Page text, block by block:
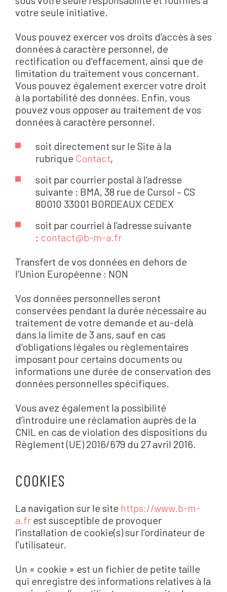
votre seule initiative.
Vous pouvez exercer vos droits d’accès à ses
données à caractère personnel, de
rectification ou d’effacement, ainsi que de
limitation du traitement vous concernant.
Vous pouvez également exercer votre droit
à la portabilité des données. Enfin, vous
pouvez vous opposer au traitement de vos
données à caractère personnel.
soit directement sur le Site à la
rubrique Contact,
soit par courrier postal à l’adresse
suivante : BMA, 38 rue de Cursol – CS
80010 33001 BORDEAUX CEDEX
soit par courriel à l’adresse suivante
: contact@b-m-a.fr
Transfert de vos données en dehors de
l’Union Européenne : NON
Vos données personnelles seront
conservées pendant la durée nécessaire au
traitement de votre demande et au-delà
dans la limite de 3 ans, sauf en cas
d’obligations légales ou règlementaires
imposant pour certains documents ou
informations une durée de conservation des
données personnelles spécifiques.
Vous avez également la possibilité
d’introduire une réclamation auprès de la
CNIL en cas de violation des dispositions du
Règlement (UE) 2016/679 du 27 avril 2016.
COOKIES
La navigation sur le site https://www.b-m-
a.fr est susceptible de provoquer
l’installation de cookie(s) sur l’ordinateur de
l’utilisateur.
Un « cookie » est un fichier de petite taille
qui enregistre des informations relatives à la